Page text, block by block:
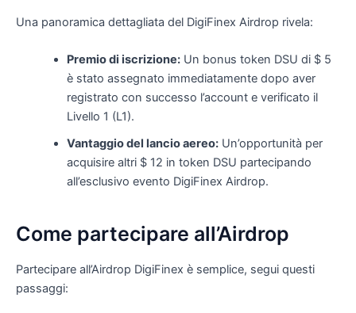
Una panoramica dettagliata del DigiFinex Airdrop rivela:
Premio di iscrizione:Un bonus token DSU di $ 5
è stato assegnato immediatamente dopo aver
registrato con successo l’account e verificato il
Livello 1 (L1).
Vantaggio del lancio aereo:Un’opportunità per
acquisire altri $ 12 in token DSU partecipando
all’esclusivo evento DigiFinex Airdrop.
Come partecipare all’Airdrop
Partecipare all’Airdrop DigiFinex è semplice, segui questi
passaggi: